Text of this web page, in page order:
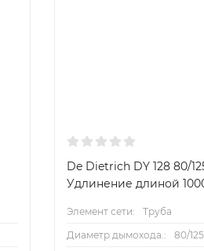
De Dietrich DY 128 80/
Удлинение длиной
Элемент сети:
Труба
Диаметр дымохода.:
80/